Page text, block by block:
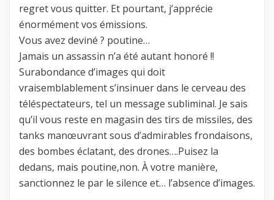
regret vous quitter. Et pourtant, j’apprécie
énormément vos émissions.
Vous avez deviné ? poutine…
Jamais un assassin n’a été autant honoré !!
Surabondance d’images qui doit
vraisemblablement s’insinuer dans le cerveau des
téléspectateurs, tel un message subliminal. Je sais
qu’il vous reste en magasin des tirs de missiles, des
tanks manœuvrant sous d’admirables frondaisons,
des bombes éclatant, des drones….Puisez la
dedans, mais poutine,non. À votre manière,
sanctionnez le par le silence et… l’absence d’images.